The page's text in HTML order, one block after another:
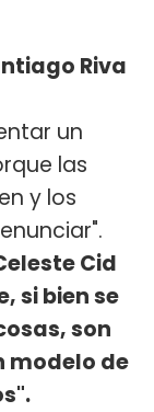
Riva
un
las
y los
Cid
si bien se
son
modelo de